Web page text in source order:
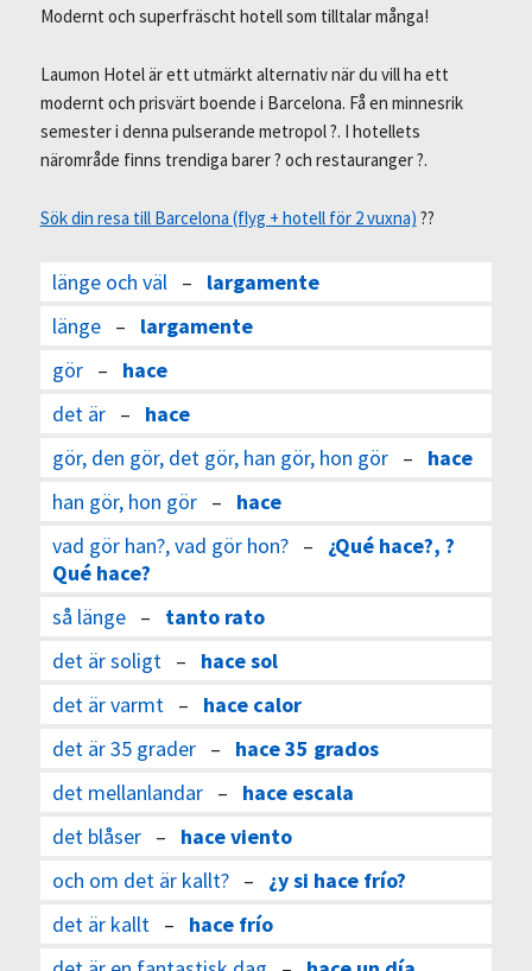
Modernt och superfräscht hotell som tilltalar många!
Laumon Hotel är ett utmärkt alternativ när du vill ha ett
modernt och prisvärt boende i Barcelona. Få en minnesrik
semester i denna pulserande metropol ?. I hotellets
närområde finns trendiga barer ? och restauranger ?.
Sök din resa till Barcelona (flyg + hotell för 2 vuxna) ??
länge och väl – largamente
länge– largamente
gör– hace
det är– hace
gör, den gör, det gör, han gör, hon gör– hace
han gör, hon gör– hace
vad gör han?, vad gör hon?– ¿Qué hace?, ?
Qué hace?
så länge– tanto rato
det är soligt – hace sol
det är varmt – hace calor
det är 35 grader– hace 35 grados
det mellanlandar– hace escala
det blåser– hace viento
och om det är kallt?– ¿y si hace frío?
det är kallt – hace frío